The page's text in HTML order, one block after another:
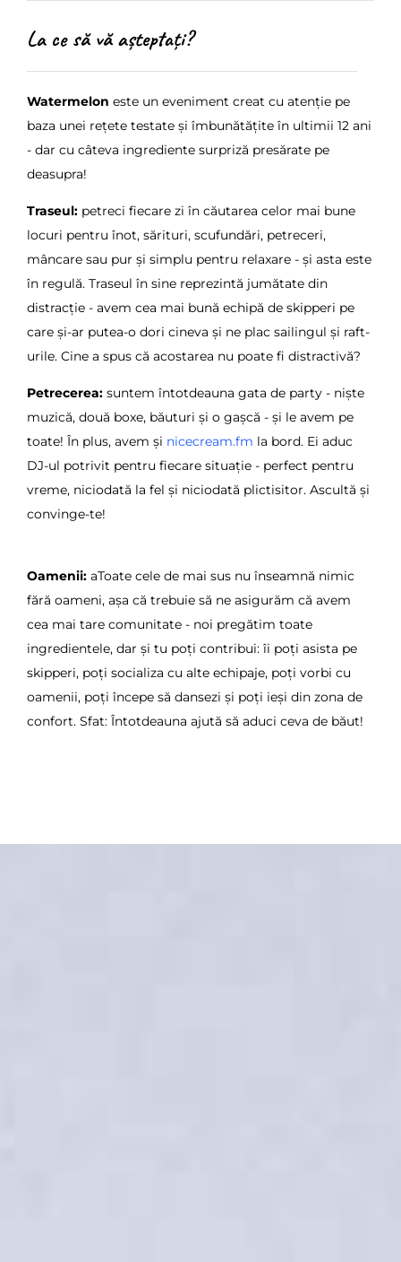
La ce să vă așteptați?
Watermelon este un eveniment creat cu atenție pe
baza unei rețete testate și îmbunătățite în ultimii 12 ani
- dar cu câteva ingrediente surpriză presărate pe
deasupra!
Traseul: petreci fiecare zi în căutarea celor mai bune
locuri pentru înot, sărituri, scufundări, petreceri,
mâncare sau pur și simplu pentru relaxare - și asta este
în regulă. Traseul în sine reprezintă jumătate din
distracție - avem cea mai bună echipă de skipperi pe
care și-ar putea-o dori cineva și ne plac sailingul și raft-
urile. Cine a spus că acostarea nu poate fi distractivă?
Petrecerea: suntem întotdeauna gata de party - niște
muzică, două boxe, băuturi și o gașcă - și le avem pe
toate! În plus, avem și nicecream.fm la bord. Ei aduc
DJ-ul potrivit pentru fiecare situație - perfect pentru
vreme, niciodată la fel și niciodată plictisitor. Ascultă și
convinge-te! ︎
Oamenii: aToate cele de mai sus nu înseamnă nimic
fără oameni, așa că trebuie să ne asigurăm că avem
cea mai tare comunitate - noi pregătim toate
ingredientele, dar și tu poți contribui: îi poți asista pe
skipperi, poți socializa cu alte echipaje, poți vorbi cu
oamenii, poți începe să dansezi și poți ieși din zona de
confort. Sfat: Întotdeauna ajută să aduci ceva de băut!